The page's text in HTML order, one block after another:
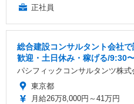
正社員
総合建設コンサルタント会社
歓迎・土日休み・稼げる/9:30
パシフィックコンサルタンツ株式
東京都
月給26万8,000円～41万円